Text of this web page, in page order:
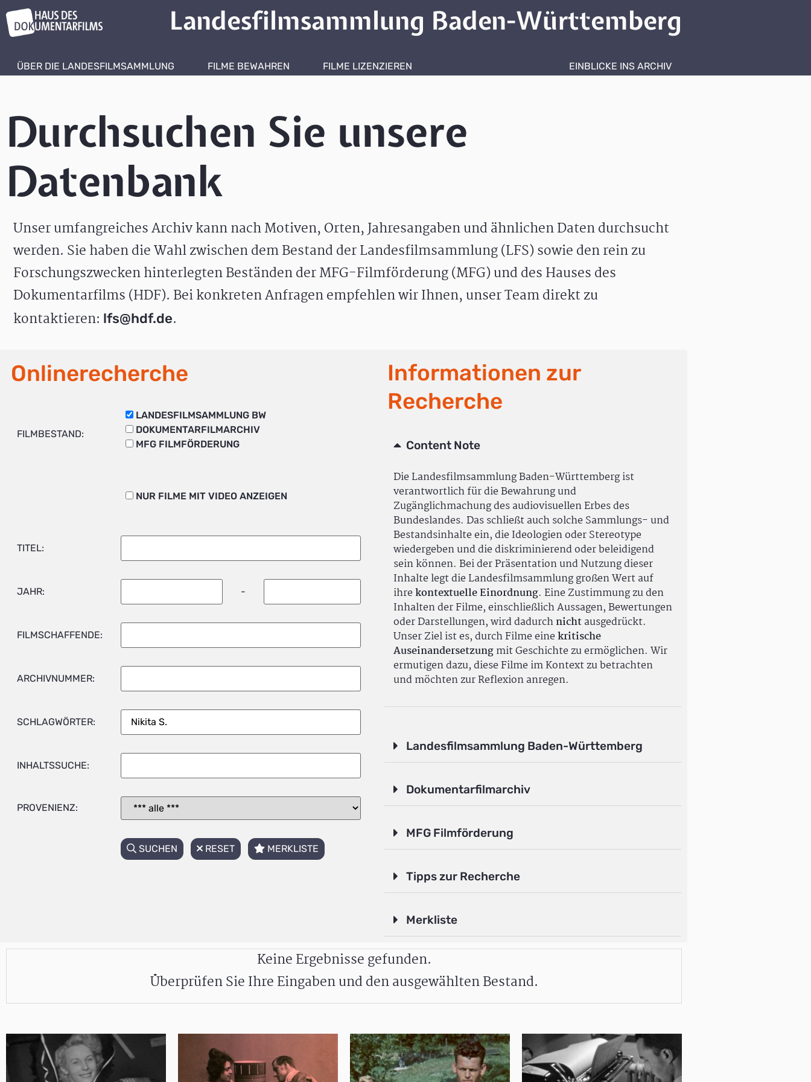
Landesfilmsammlung Baden-Württemberg
ÜBER DIE LANDESFILMSAMMLUNG FILME BEWAHREN FILME LIZENZIEREN EINBLICKE INS ARCHIV
Durchsuchen Sie unsere
Datenbank
Unser umfangreiches Archiv kann nach Motiven, Orten, Jahresangaben und ähnlichen Daten durchsucht
werden. Sie haben die Wahl zwischen dem Bestand der Landesfilmsammlung (LFS) sowie den rein zu
Forschungszwecken hinterlegten Beständen der MFG-Filmförderung (MFG) und des Hauses des
Dokumentarfilms (HDF). Bei konkreten Anfragen empfehlen wir Ihnen, unser Team direkt zu
kontaktieren: lfs@hdf.de.
Onlinerecherche
FILMBESTAND:
LANDESFILMSAMMLUNG BW
DOKUMENTARFILMARCHIV
MFG FILMFÖRDERUNG
NUR FILME MIT VIDEO ANZEIGEN
TITEL:
JAHR: -
FILMSCHAFFENDE:
ARCHIVNUMMER:
SCHLAGWÖRTER:
INHALTSSUCHE:
PROVENIENZ:
SUCHEN RESET MERKLISTE
Informationen zur
Recherche
Content Note
Die Landesfilmsammlung Baden-Württemberg ist
verantwortlich für die Bewahrung und
Zugänglichmachung des audiovisuellen Erbes des
Bundeslandes. Das schließt auch solche Sammlungs- und
Bestandsinhalte ein, die Ideologien oder Stereotype
wiedergeben und die diskriminierend oder beleidigend
sein können. Bei der Präsentation und Nutzung dieser
Inhalte legt die Landesfilmsammlung großen Wert auf
ihrekontextuelle Einordnung. Eine Zustimmung zu den
Inhalten der Filme, einschließlich Aussagen, Bewertungen
oder Darstellungen, wird dadurchnichtausgedrückt.
Unser Ziel ist es, durch Filme einekritische
Auseinandersetzungmit Geschichte zu ermöglichen. Wir
ermutigen dazu, diese Filme im Kontext zu betrachten
und möchten zur Reflexion anregen.
Landesfilmsammlung Baden-Württemberg
Dokumentarfilmarchiv
MFG Filmförderung
Tipps zur Recherche
Merkliste
Keine Ergebnisse gefunden.
Überprüfen Sie Ihre Eingaben und den ausgewählten Bestand.